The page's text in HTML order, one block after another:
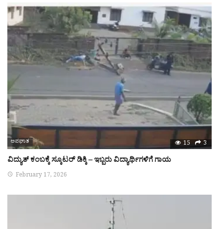
ಅಪಘಾತ 15 3
ವಿದ್ಯುತ್ ಕಂಬಕ್ಕೆ ಸ್ಕೂಟರ್ ಡಿಕ್ಕಿ – ಇಬ್ಬರು ವಿದ್ಯಾರ್ಥಿಗಳಿಗೆ ಗಾಯ
February 17, 2026